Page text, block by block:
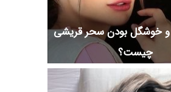
و خوشگل بودن سحر قریشی
چیست؟